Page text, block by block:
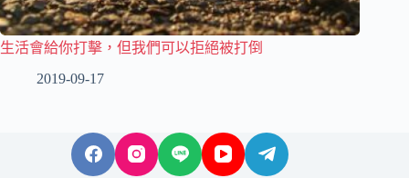
生活會給你打擊，但我們可以拒絕被打倒
2019-09-17